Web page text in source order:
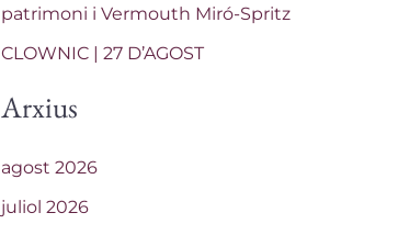
patrimoni i Vermouth Miró-Spritz
CLOWNIC | 27 D’AGOST
Arxius
agost 2026
juliol 2026